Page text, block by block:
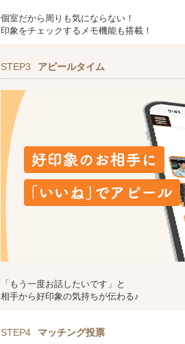
個室だから周りも気にならない！
印象をチェックするメモ機能も搭載！
STEP3 アピールタイム
「もう一度お話したいです」と
相手から好印象の気持ちが伝わる♪
STEP4 マッチング投票